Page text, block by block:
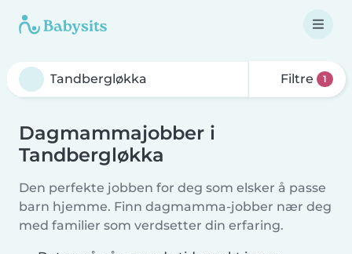
Filtre 1
Dagmammajobber i
Tandbergløkka
Den perfekte jobben for deg som elsker å passe
barn hjemme. Finn dagmamma-jobber nær deg
med familier som verdsetter din erfaring.